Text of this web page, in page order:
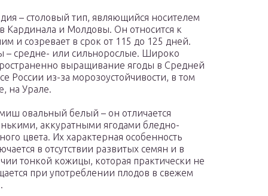
– столовый тип, являющийся носителем
Кардинала и Молдовы. Он относится к
и созревает в срок от 115 до 125 дней.
– средне- или сильнорослые. Широко
выращивание ягоды в Средней
России из-за морозоустойчивости, в том
на Урале.
овальный белый – он отличается
аккуратными ягодами бледно-
цвета. Их характерная особенность
в отсутствии развитых семян и в
тонкой кожицы, которая практически не
при употреблении плодов в свежем